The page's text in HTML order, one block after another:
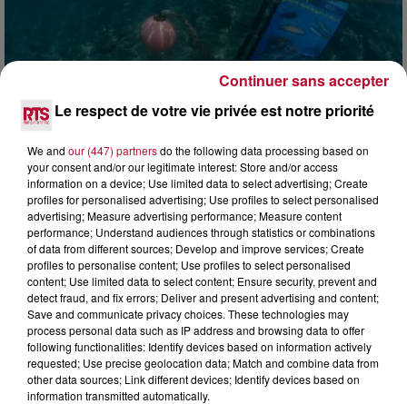
4 août 2026
HÉRAULT, PYRÉNÉES-ORIENTALES : TROIS
SPOTS DE SNORKELING À EXPLORER...
Pas besoin de bouteilles de plongée lourdes ni de diplômes
complexes pour observer la vie sous-marine. Cet été, un
masque, un tuba et une paire de palmes...
Le respect de votre vie privée est notre priorité
We and our (447) partnersdo the following data processing based on
your consent and/or our legitimate interest: Store and/or access
information on a device; Use limited data to select advertising; Create
profiles for personalised advertising; Use profiles to select personalised
advertising; Measure advertising performance; Measure content
performance; Understand audiences through statistics or combinations
of data from different sources; Develop and improve services; Create
profiles to personalise content; Use profiles to select personalised
content; Use limited data to select content; Ensure security, prevent and
detect fraud, and fix errors; Deliver and present advertising and content;
Save and communicate privacy choices. These technologies may
process personal data such as IP address and browsing data to offer
following functionalities: Identify devices based on information actively
requested; Use precise geolocation data; Match and combine data from
other data sources; Link different devices; Identify devices based on
information transmitted automatically.
Continuer sans accepter